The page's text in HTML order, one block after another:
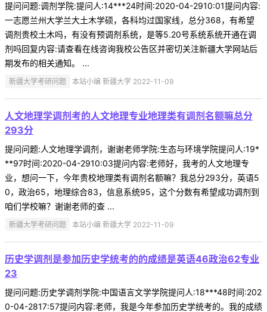
提问问题:调剂学院:提问人:14***24时间:2020-04-2910:01提问内容:
一志愿兰州大学兰大土木学硕，各科均过国家线，总分368，有希望
调剂贵校土木吗，有没有预调剂系统，是等5.20号系统系统开通在调
剂吗回复内容:请查看在线咨询我校公告区并密切关注新疆大学网站后
期发布的相关通知。 ...
新疆大学考研问题 本站小编 新疆大学 2022-11-09
人文地理学调剂考的人文地理专业地理类有调剂名额嘛总分
293分
提问问题:人文地理学调剂，谢谢老师学院:生态与环境学院提问人:19*
**97时间:2020-04-2910:03提问内容:老师好，我考的人文地理专
业，想问一下，今年贵校地理类有调剂名额嘛？我总分293分，英语5
0，政治65，地理综合83，信息系统95，这个分数有希望成功调剂到
咱们学校嘛？谢谢老师的查 ...
新疆大学考研问题 本站小编 新疆大学 2022-11-09
历史学调剂是参加历史学统考的的成绩是英语46政治62专业
23
提问问题:历史学调剂学院:中国语言文学学院提问人:18***48时间:202
0-04-2817:57提问内容:老师，我是今年参加历史学统考的。我的成绩